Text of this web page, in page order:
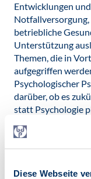
Diese Webseite
Entwicklungen
betriebliche
Unterstützung
Themen, die in
aufgegriffen
Psychologischer
darüber, ob es
statt Psychologie
intensive
Psychologie 2014